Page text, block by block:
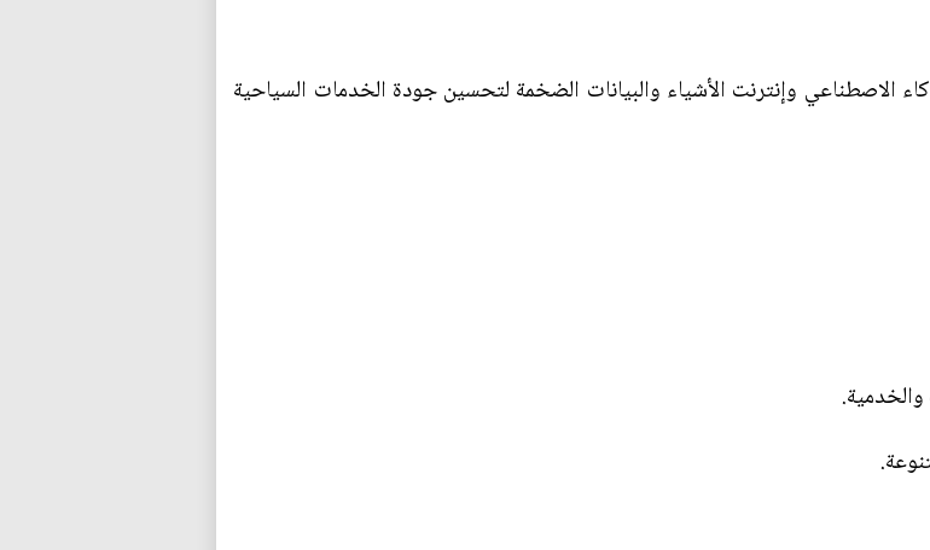
الاصطناعي وإنترنت الأشياء والبيانات الضخمة لتحسين جودة الخدمات السياحية